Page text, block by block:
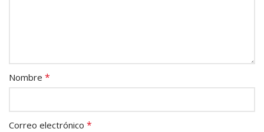
Nombre *
Correo electrónico *